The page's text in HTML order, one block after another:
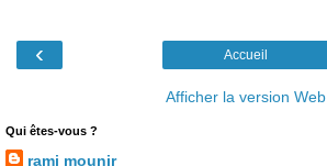
‹ Accueil
Afficher la version Web
Qui êtes-vous ?
rami mounir